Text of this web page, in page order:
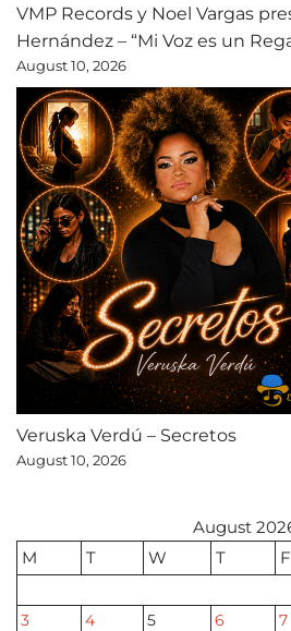
VMP Records y Noel Vargas
Hernández – “Mi Voz es un
August 10, 2026
Veruska Verdú – Secretos
August 10, 2026
August
M
T W T F
3
4 5 6 7